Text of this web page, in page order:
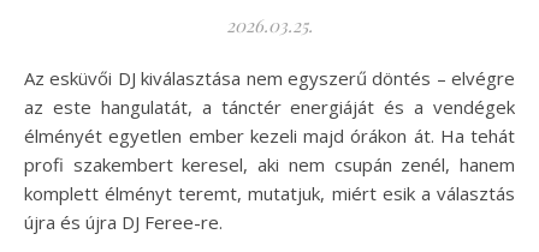
2026.03.25.
Az esküvői DJ kiválasztása nem egyszerű döntés – elvégre
az este hangulatát, a tánctér energiáját és a vendégek
élményét egyetlen ember kezeli majd órákon át. Ha tehát
profi szakembert keresel, aki nem csupán zenél, hanem
komplett élményt teremt, mutatjuk, miért esik a választás
újra és újra DJ Feree-re.